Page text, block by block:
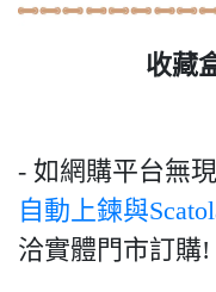
收藏
- 如網購平台無
自動上鍊與
洽實體門市訂購!